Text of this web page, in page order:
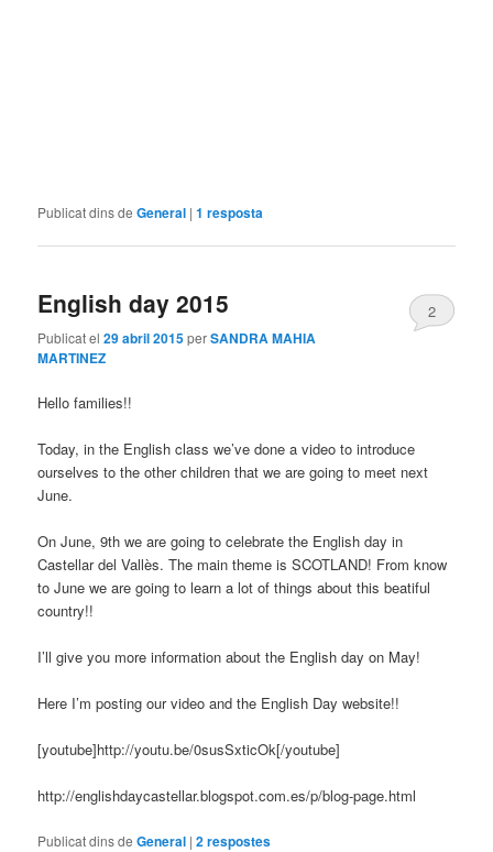
Publicat dins de General |1 resposta
English day 2015
Publicat el29 abril 2015perSANDRA MAHIA
MARTINEZ
2
Hello families!!
Today, in the English class we’ve done a video to introduce
ourselves to the other children that we are going to meet next
June.
On June, 9th we are going to celebrate the English day in
Castellar del Vallès. The main theme is SCOTLAND! From know
to June we are going to learn a lot of things about this beatiful
country!!
I’ll give you more information about the English day on May!
Here I’m posting our video and the English Day website!!
[youtube]http://youtu.be/0susSxticOk[/youtube]
http://englishdaycastellar.blogspot.com.es/p/blog-page.html
Publicat dins de General |2respostes